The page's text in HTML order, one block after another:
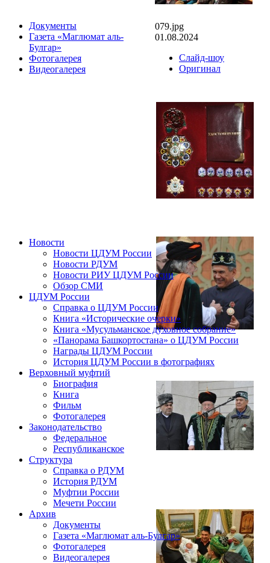
Документы
Газета «Маглюмат аль-
Булгар»
Фотогалерея
Видеогалерея
079.jpg
01.08.2024
Слайд-шоу
Оригинал
Новости
Новости ЦДУМ России
Новости РДУМ
Новости РИУ ЦДУМ России
Обзор СМИ
ЦДУМ России
Справка о ЦДУМ России
Книга «Исторические очерки»
Книга «Мусульманское духовное собрание»
«Панорама Башкортостана» о ЦДУМ России
Награды ЦДУМ России
История ЦДУМ России в фотографиях
Верховный муфтий
Биография
Книга
Фильм
Фотогалерея
Законодательство
Федеральное
Республиканское
Структура
Справка о РДУМ
История РДУМ
Муфтии России
Мечети России
Архив
Документы
Газета «Маглюмат аль-Булгар»
Фотогалерея
Видеогалерея